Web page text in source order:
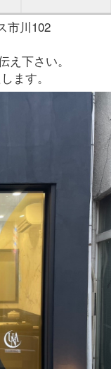
市川102
下さい。
ます。